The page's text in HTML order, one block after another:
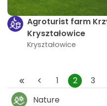
Agroturist farm
Kryształowice
Kryształowice
1 2 3
Nature